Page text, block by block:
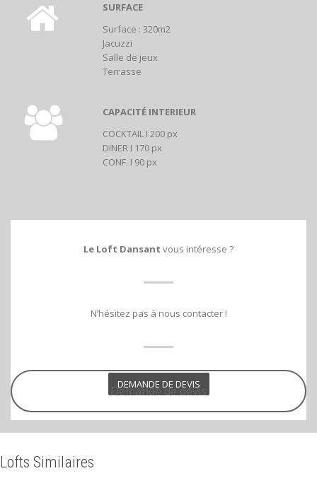
SURFACE
Surface : 320m2
Jacuzzi
Salle de jeux
Terrasse
CAPACITÉ INTERIEUR
COCKTAIL I 200 px
DINER I 170 px
CONF. I 90 px
Le Loft Dansant vous intéresse ?
N’hésitez pas à nous contacter !
DEMANDE DE DEVIS
Demande de devis
Lofts Similaires